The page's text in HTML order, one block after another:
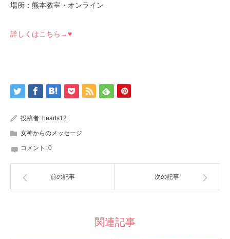
場所：熊本教室・オンライン
詳しくはこちら→♥
投稿者: hearts12
女神からのメッセージ
コメント: 0
前の記事 次の記事
関連記事